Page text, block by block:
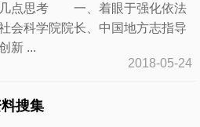
点思考 一、着眼于强化依法
科学院院长、中国地方志指导
新 ...
2018-05-24
搜集